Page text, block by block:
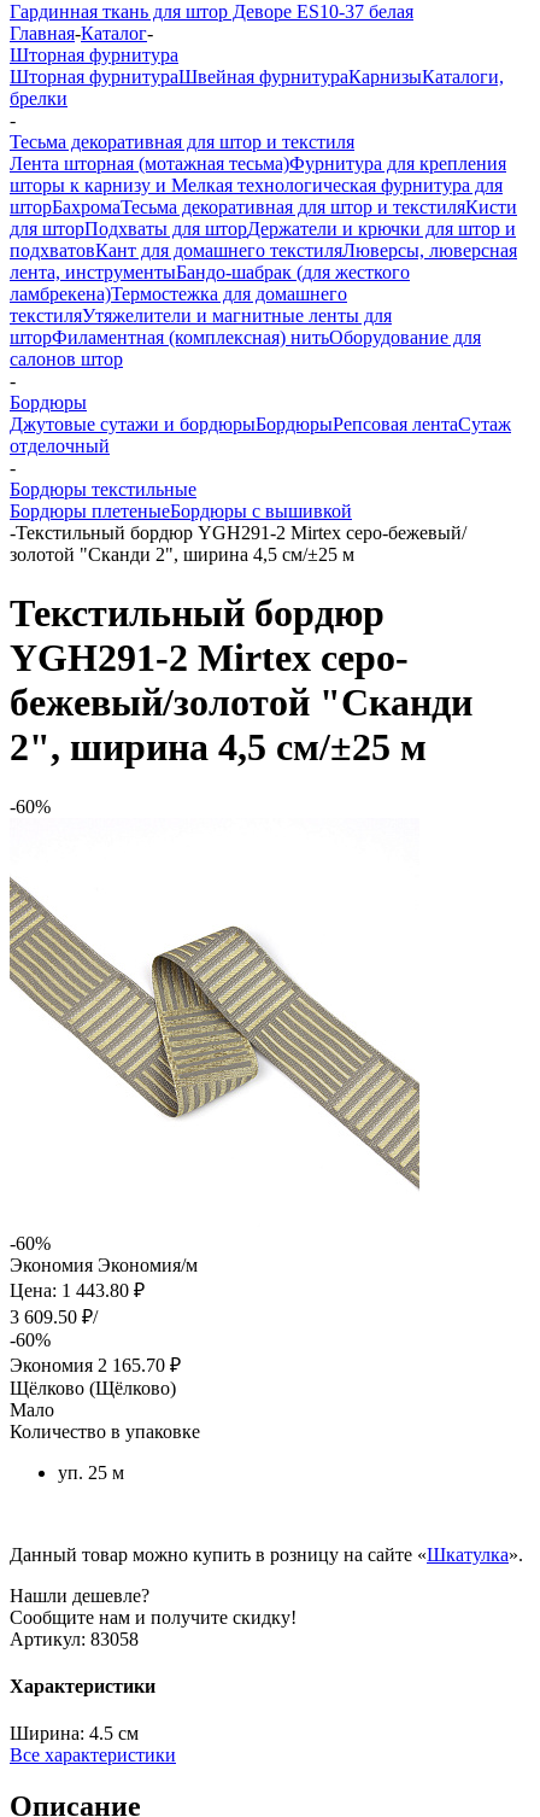
Гардинная ткань для штор Деворе ES10-37 белая
Главная-Каталог-
Шторная фурнитура
Шторная фурнитураШвейная фурнитураКарнизыКаталоги,
брелки
-
Тесьма декоративная для штор и текстиля
Лента шторная (мотажная тесьма)Фурнитура для крепления
шторы к карнизу и Мелкая технологическая фурнитура для
шторБахромаТесьма декоративная для штор и текстиляКисти
для шторПодхваты для шторДержатели и крючки для штор и
подхватовКант для домашнего текстиляЛюверсы, люверсная
лента, инструментыБандо-шабрак (для жесткого
ламбрекена)Термостежка для домашнего
текстиляУтяжелители и магнитные ленты для
шторФиламентная (комплексная) нитьОборудование для
салонов штор
-
Бордюры
Джутовые сутажи и бордюрыБордюрыРепсовая лентаСутаж
отделочный
-
Бордюры текстильные
Бордюры плетеныеБордюры с вышивкой
-Текстильный бордюр YGH291-2 Mirtex серо-бежевый/
золотой "Сканди 2", ширина 4,5 см/±25 м
Текстильный бордюр
YGH291-2 Mirtex серо-
бежевый/золотой "Сканди
2", ширина 4,5 см/±25 м
-60%
-60%
Экономия Экономия/м
Цена: 1 443.80 ₽
3 609.50 ₽/
-60%
Экономия 2 165.70 ₽
Щёлково (Щёлково)
Мало
Количество в упаковке
уп. 25 м
Данный товар можно купить в розницу на сайте «Шкатулка».
Нашли дешевле?
Сообщите нам и получите скидку!
Артикул: 83058
Характеристики
Ширина: 4.5 см
Все характеристики
Описание